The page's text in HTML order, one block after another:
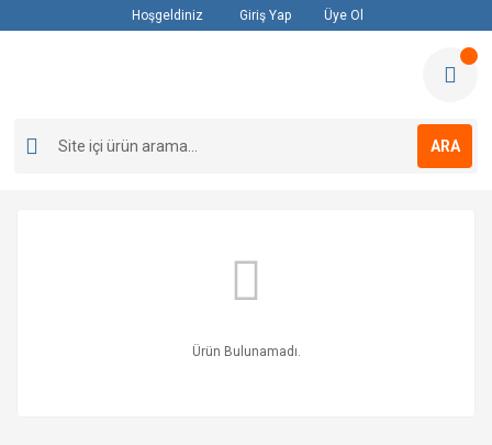
Hoşgeldiniz Giriş Yap Üye Ol
ARA
Ürün Bulunamadı.